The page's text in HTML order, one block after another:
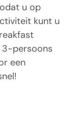
u op
kunt u
3-persoons
een